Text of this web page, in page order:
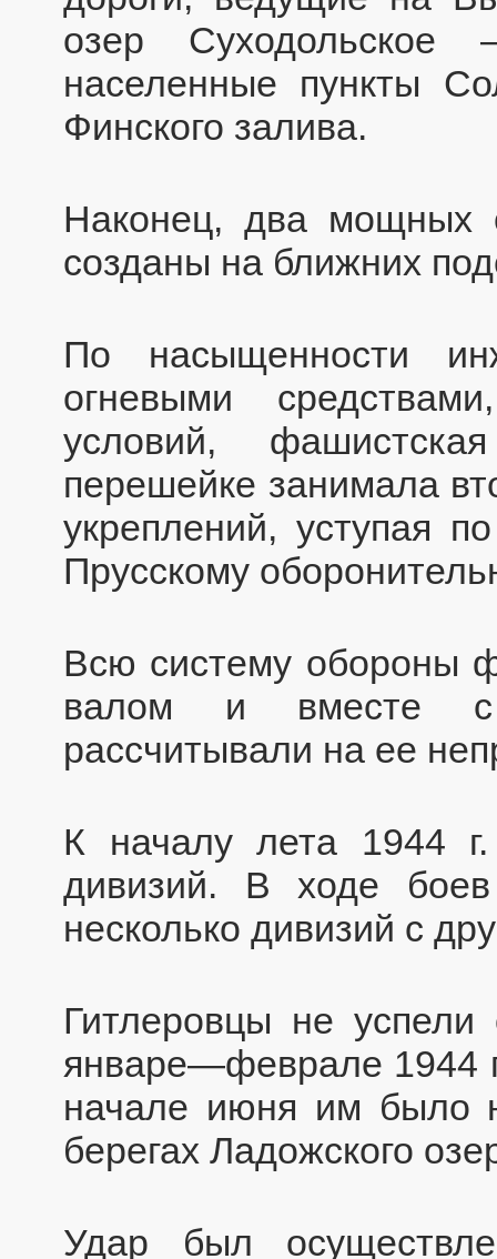
озер
населенные пункты
Финского залива.
Наконец, два мощных
созданы на ближних
По насыщенности
огневыми
условий,
перешейке занимала
укреплений, уступая
Прусскому
Всю систему обороны
валом и вместе с
рассчитывали на ее
К началу лета 1944
дивизий. В ходе
несколько дивизий с
Гитлеровцы не
январе—феврале 1944
начале июня им было
берегах Ладожского
Удар был